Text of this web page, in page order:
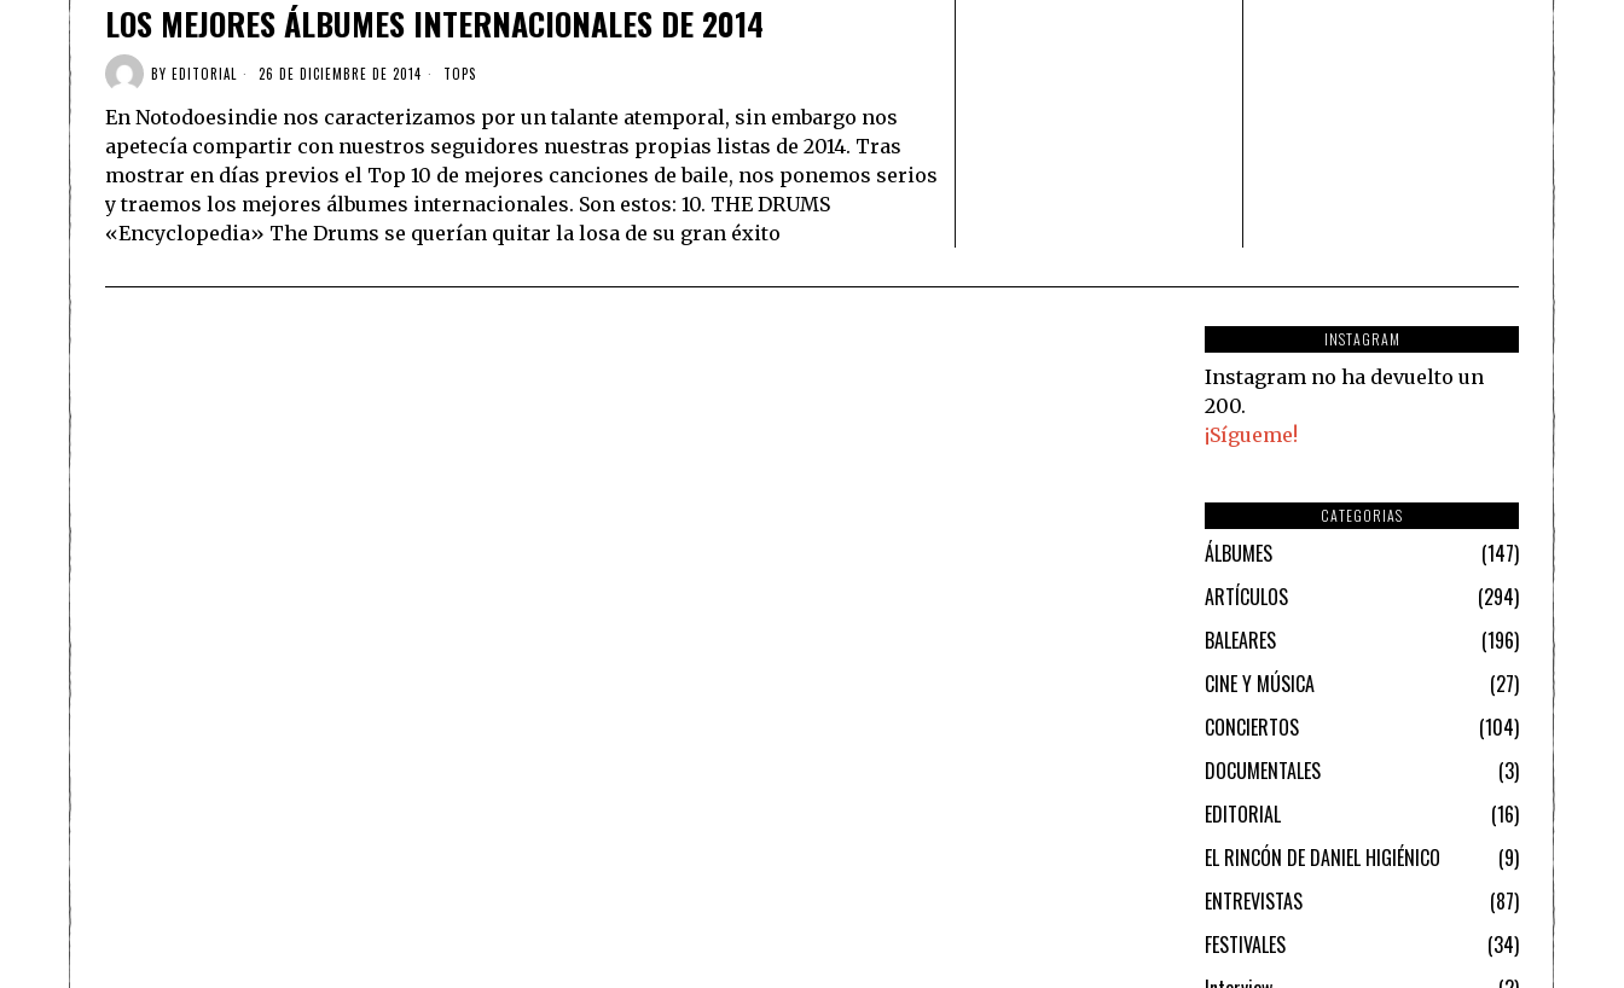
LOS MEJORES ÁLBUMES INTERNACIONALES DE 2014
BY EDITORIAL 26 DE DICIEMBRE DE 2014 TOPS
En Notodoesindie nos caracterizamos por un talante atemporal, sin embargo nos
apetecía compartir con nuestros seguidores nuestras propias listas de 2014. Tras
mostrar en días previos el Top 10 de mejores canciones de baile, nos ponemos serios
y traemos los mejores álbumes internacionales. Son estos: 10. THE DRUMS
«Encyclopedia» The Drums se querían quitar la losa de su gran éxito
INSTAGRAM
Instagram no ha devuelto un
200.
¡Sígueme!
CATEGORIAS
ÁLBUMES
147
ARTÍCULOS
294
BALEARES
196
CINE Y MÚSICA
27
CONCIERTOS
104
DOCUMENTALES
3
EDITORIAL
16
EL RINCÓN DE DANIEL HIGIÉNICO
9
ENTREVISTAS
87
FESTIVALES
34